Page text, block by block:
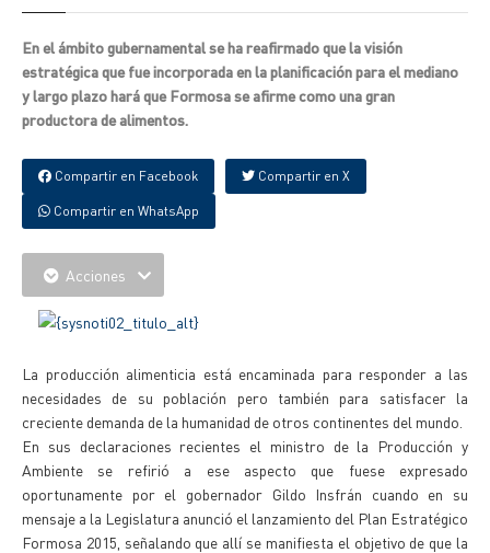
En el ámbito gubernamental se ha reafirmado que la visión
estratégica que fue incorporada en la planificación para el mediano
y largo plazo hará que Formosa se afirme como una gran
productora de alimentos.
Compartir en Facebook Compartir en X
Compartir en WhatsApp
Acciones
La producción alimenticia está encaminada para responder a las
necesidades de su población pero también para satisfacer la
creciente demanda de la humanidad de otros continentes del mundo.
En sus declaraciones recientes el ministro de la Producción y
Ambiente se refirió a ese aspecto que fuese expresado
oportunamente por el gobernador Gildo Insfrán cuando en su
mensaje a la Legislatura anunció el lanzamiento del Plan Estratégico
Formosa 2015, señalando que allí se manifiesta el objetivo de que la